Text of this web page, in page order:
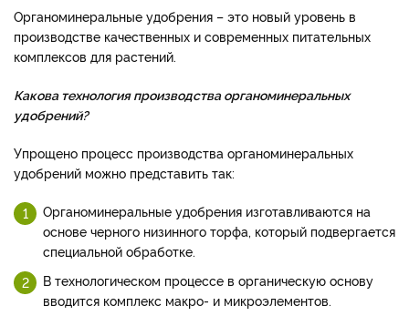
Органоминеральные удобрения – это новый уровень в
производстве качественных и современных питательных
комплексов для растений.
Какова технология производства органоминеральных
удобрений?
Упрощено процесс производства органоминеральных
удобрений можно представить так:
Органоминеральные удобрения изготавливаются на
основе черного низинного торфа, который подвергается
специальной обработке.
В технологическом процессе в органическую основу
вводится комплекс макро- и микроэлементов.